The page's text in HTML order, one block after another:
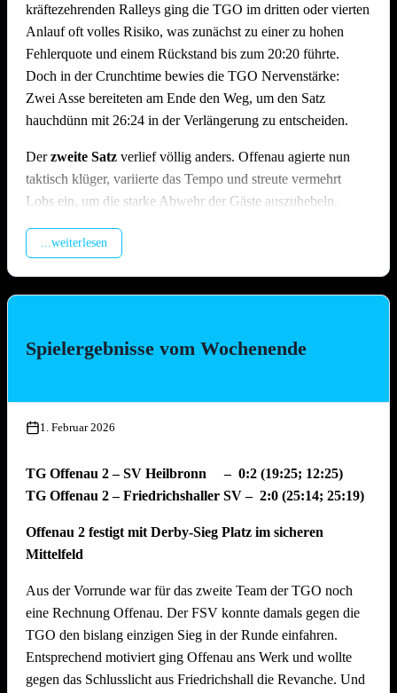
jüko
Festung Offenau hält weiter Stand, klarer Sieg im Pokal.
kräftezehrenden Ralleys ging die TGO im dritten oder vierten
Anlauf oft volles Risiko, was zunächst zu einer zu hohen
Fehlerquote und einem Rückstand bis zum 20:20 führte.
Doch in der Crunchtime bewies die TGO Nervenstärke:
Zwei Asse bereiteten am Ende den Weg, um den Satz
hauchdünn mit 26:24 in der Verlängerung zu entscheiden.
Derzweite Satz verlief völlig anders. Offenau agierte nun
taktisch klüger, variierte das Tempo und streute vermehrt
Lobs ein, um die starke Abwehr der Gäste auszuhebeln.
Satz 1 zu hadern schien und sich in ihrem Spiel Fehler
„Matchwinner ohne Ballberührung“, da der Punkt direkt nach
Machtdemonstration statt
Untergruppenbach | 2:0 (25:10, 25:8)
Nachdem sich die Gäste in ihrem Quervergleich ein
kräftezehrendes 3-Satz-Duell inklusive Verlängerung geliefert
Sowohl in Satz 1 (25:10) als auch in Satz 2 (25:8) fanden die
Gäste zu keinem Zeitpunkt Mittel gegen das druckvolle
...weiterlesen
Spielergebnisse vom Wochenende
1. Februar 2026
TG Offenau 2 – SV Heilbronn – 0:2 (19:25; 12:25)
TG Offenau 2 – Friedrichshaller SV – 2:0 (25:14; 25:19)
Offenau 2 festigt mit Derby-Sieg Platz im sicheren
Mittelfeld
Aus der Vorrunde war für das zweite Team der TGO noch
eine Rechnung Offenau. Der FSV konnte damals gegen die
TGO den bislang einzigen Sieg in der Runde einfahren.
Entsprechend motiviert ging Offenau ans Werk und wollte
gegen das Schlusslicht aus Friedrichshall die Revanche. Und